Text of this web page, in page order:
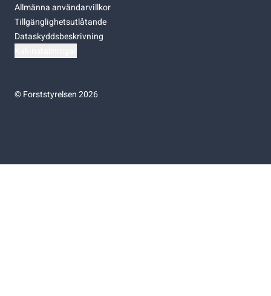
Allmänna användarvillkor
Tillgänglighetsutlåtande
Dataskyddsbeskrivning
©Forststyrelsen 2026